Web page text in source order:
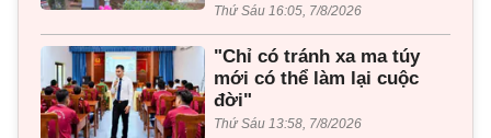
Thứ Sáu 16:05, 7/8/2026
"Chỉ có tránh xa ma túy
mới có thể làm lại cuộc
đời"
Thứ Sáu 13:58, 7/8/2026